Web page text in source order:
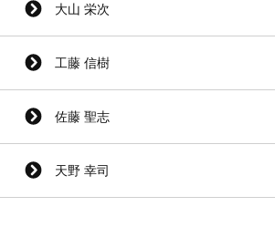
大山 栄次
工藤 信樹
佐藤 聖志
天野 幸司